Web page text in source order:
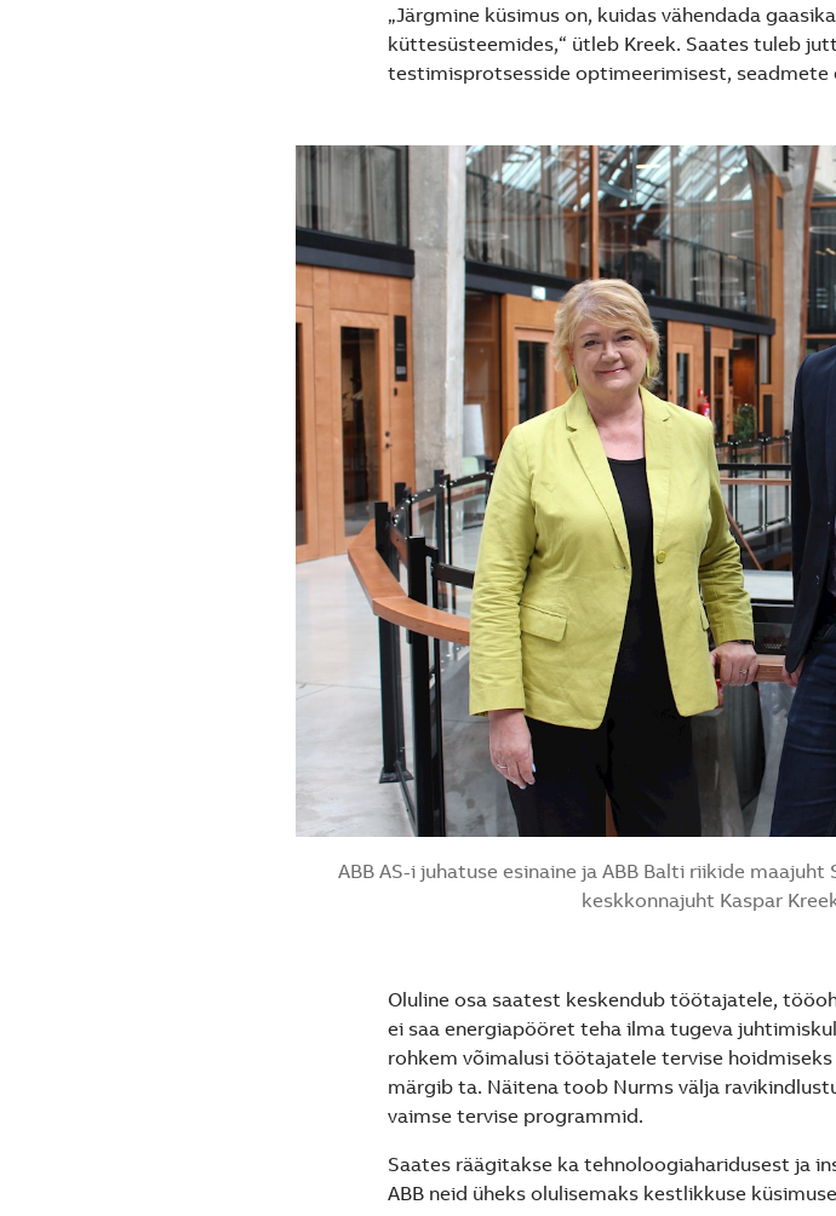
„Järgmine küsimus on, kuidas vähendada
küttesüsteemides,“ ütleb Kreek. Saates tuleb
testimisprotsesside optimeerimisest, seadmete
ABB AS-i juhatuse esinaine ja ABB Balti riikide
keskkonnajuht Kaspar
Oluline osa saatest keskendub töötajatele,
ei saa energiapööret teha ilma tugeva
rohkem võimalusi töötajatele tervise
märgib ta. Näitena toob Nurms välja
vaimse tervise programmid.
Saates räägitakse ka tehnoloogiaharidusest ja
ABB neid üheks olulisemaks kestlikkuse